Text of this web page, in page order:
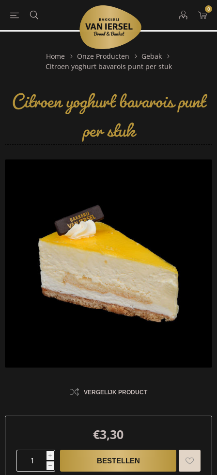
0
Home Onze Producten
Gebak
Citroen yoghurt bavarois punt per stuk
Citroen yoghurt bavarois punt
per stuk
VERGELIJK PRODUCT
€3,30
i
h